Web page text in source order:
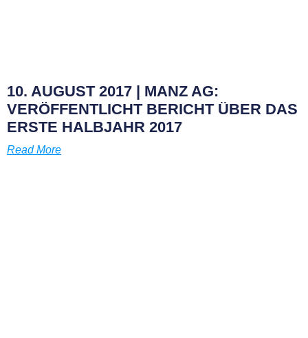
10. AUGUST 2017 | MANZ AG:
VERÖFFENTLICHT BERICHT ÜBER DAS
ERSTE HALBJAHR 2017
Read More